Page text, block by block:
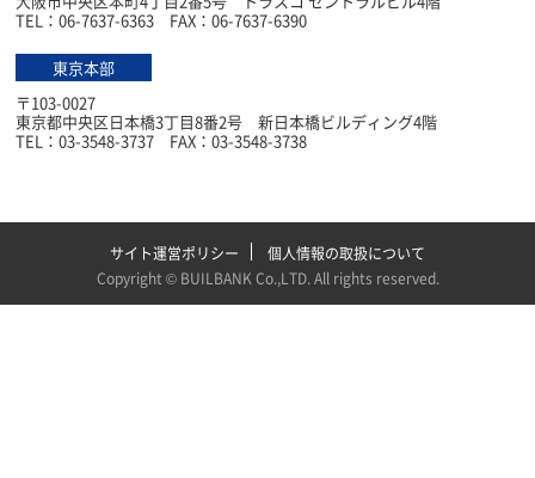
TEL：06-7637-6363 FAX：06-7637-6390
東京本部
〒103-0027
東京都中央区日本橋3丁目8番2号 新日本橋ビルディング4階
TEL：03-3548-3737 FAX：03-3548-3738
サイト運営ポリシー
個人情報の取扱について
Copyright © BUILBANK Co.,LTD. All rights reserved.